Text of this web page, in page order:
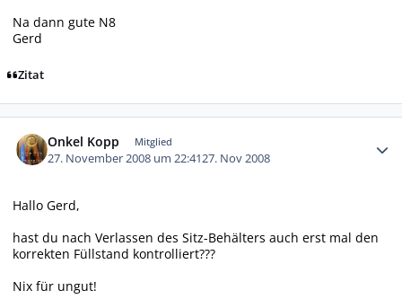
Na dann gute N8
Gerd
Zitat
Onkel Kopp Mitglied
27. November 2008 um 22:4127. Nov 2008
Hallo Gerd,
hast du nach Verlassen des Sitz-Behälters auch erst mal den
korrekten Füllstand kontrolliert???
Nix für ungut!